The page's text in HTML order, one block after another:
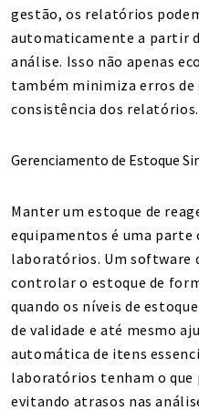
gestão, os relatórios
automaticamente a partir
análise. Isso não apenas
também minimiza erros
consistência dos relatórios.
Gerenciamento de Estoque
Manter um estoque de
equipamentos é uma parte
laboratórios. Um software
controlar o estoque de
quando os níveis de
de validade e até mesmo
automática de itens
laboratórios tenham o que
evitando atrasos nas